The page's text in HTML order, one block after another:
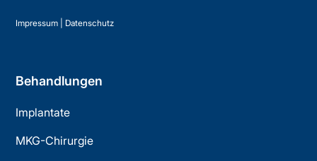
Impressum Datenschutz
Behandlungen
Implantate
MKG-Chirurgie